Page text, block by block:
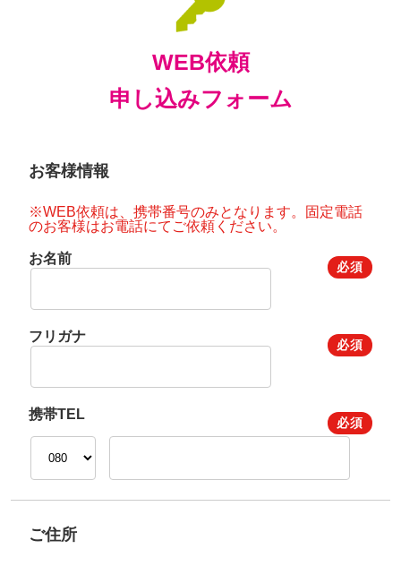
WEB依頼
申し込みフォーム
お客様情報
※WEB依頼は、携帯番号のみとなります。固定電話
のお客様はお電話にてご依頼ください。
必須
お名前
必須
フリガナ
必須
携帯TEL
ご住所